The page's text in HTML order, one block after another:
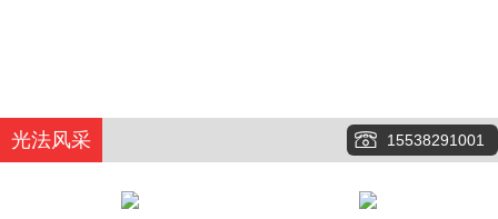
光法风采 15538291001